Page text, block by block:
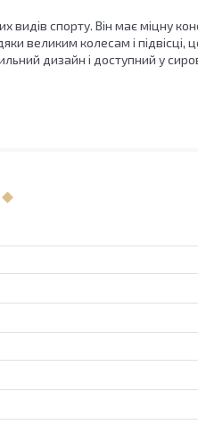
спорту. Він має міцну
великим колесам і підвісці,
дизайн і доступний у